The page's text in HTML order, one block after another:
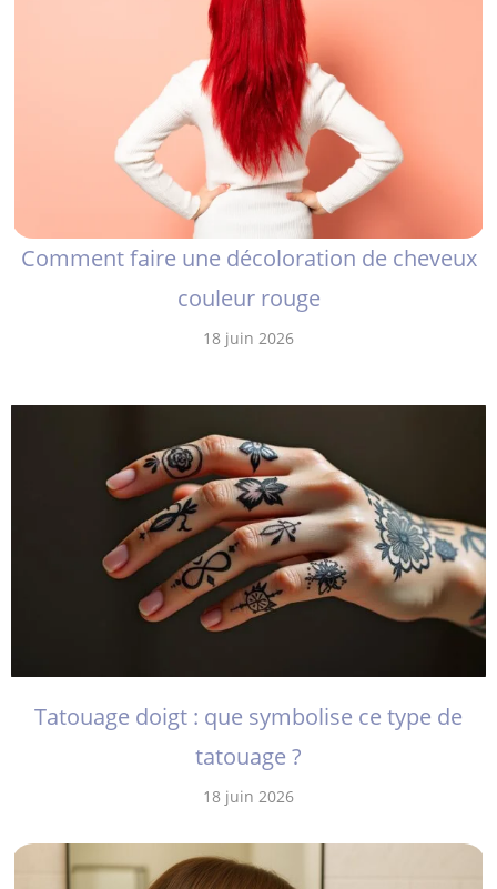
Comment faire une décoloration de cheveux
couleur rouge
18 juin 2026
Tatouage doigt : que symbolise ce type de
tatouage ?
18 juin 2026